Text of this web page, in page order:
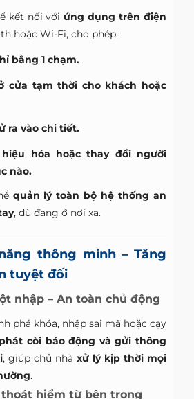
kết nối với ứng dụng trên điện
hoặc Wi-Fi, cho phép:
bằng 1 chạm.
cửa tạm thời cho khách hoặc
ra vào chi tiết.
hóa hoặc thay đổi người
nào.
quản lý toàn bộ hệ thống an
, dù đang ở nơi xa.
thông minh – Tăng
tuyệt đối
nhập – An toàn chủ động
phá khóa, nhập sai mã hoặc cạy
phát còi báo động và gửi thông
, giúp chủ nhà xử lý kịp thời mọi
.
thoát hiểm từ bên trong